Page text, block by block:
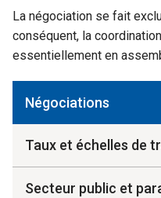
Négociations
Taux et échelles de
Secteur public et
La négociation se fait
conséquent, la
essentiellement en